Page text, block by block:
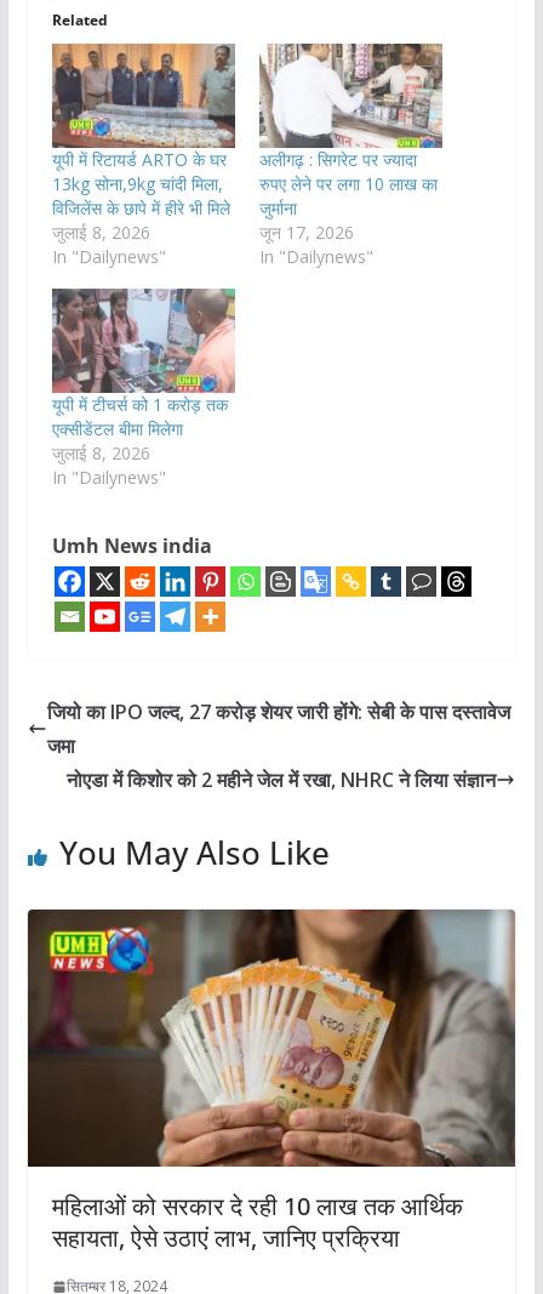
Related
यूपी में रिटायर्ड ARTO के घर
13kg सोना,9kg चांदी मिला,
विजिलेंस के छापे में हीरे भी मिले
जुलाई 8, 2026
In "Dailynews"
अलीगढ़ : सिगरेट पर ज्यादा
रुपए लेने पर लगा 10 लाख का
जुर्माना
जून 17, 2026
In "Dailynews"
यूपी में टीचर्स को 1 करोड़ तक
एक्सीडेंटल बीमा मिलेगा
जुलाई 8, 2026
In "Dailynews"
Umh News india
जियो का IPO जल्द, 27 करोड़ शेयर जारी होंगे: सेबी के पास दस्तावेज
जमा
नोएडा में किशोर को 2 महीने जेल में रखा, NHRC ने लिया संज्ञान
You May Also Like
महिलाओं को सरकार दे रही 10 लाख तक आर्थिक
सहायता, ऐसे उठाएं लाभ, जानिए प्रक्रिया
सितम्बर 18, 2024